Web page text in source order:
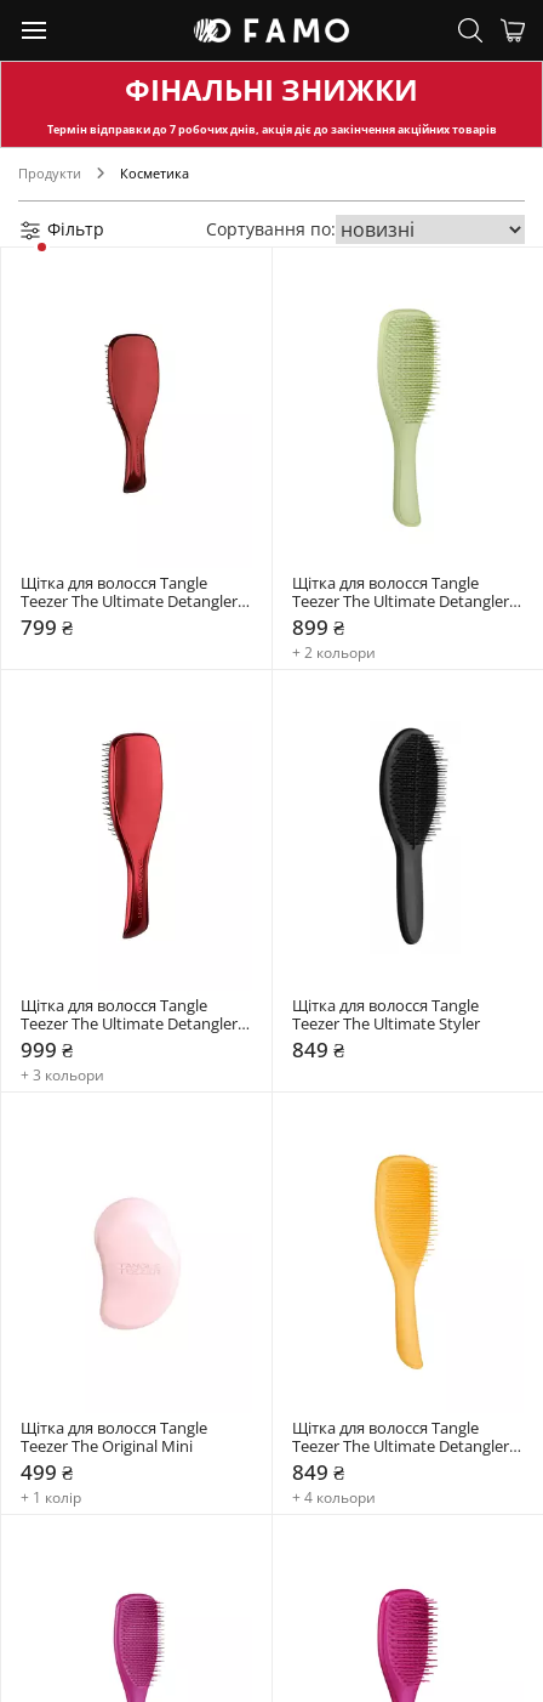
ФІНАЛЬНІ ЗНИЖКИ
Термін відправкидо 7 робочих днів, акція діє до закінчення акційних товарів
Продукти Косметика
Фільтр Сортування по:
Щітка для волосся Tangle
Teezer The Ultimate Detangler
Chrome Mini
799 ₴
Щітка для волосся Tangle
Teezer The Ultimate Detangler
Matte
899 ₴
+ 2 кольори
Щітка для волосся Tangle
Teezer The Ultimate Detangler
Chrome
999 ₴
+ 3 кольори
Щітка для волосся Tangle
Teezer The Ultimate Styler
849 ₴
Щітка для волосся Tangle
Teezer The Original Mini
499 ₴
+ 1 колір
Щітка для волосся Tangle
Teezer The Ultimate Detangler
Large
849 ₴
+ 4 кольори